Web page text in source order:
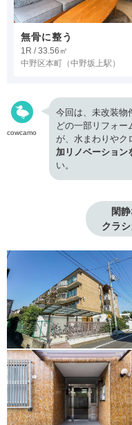
無骨に整う
1R / 33.56㎡
中野区本町 （中野坂上駅）
cowcamo
今回は、未改装物
どの一部リフォー
が、水まわりやク
加リノベーション
い。
閑
クラ